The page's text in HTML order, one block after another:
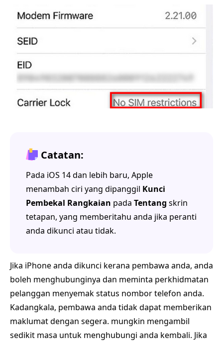
Catatan:
Pada iOS 14 dan lebih baru, Apple
menambah ciri yang dipanggil Kunci
Pembekal Rangkaian pada Tentang skrin
tetapan, yang memberitahu anda jika peranti
anda dikunci atau tidak.
Jika iPhone anda dikunci kerana pembawa anda, anda
boleh menghubunginya dan meminta perkhidmatan
pelanggan menyemak status nombor telefon anda.
Kadangkala, pembawa anda tidak dapat memberikan
maklumat dengan segera. mungkin mengambil
sedikit masa untuk menghubungi anda kembali. Jika